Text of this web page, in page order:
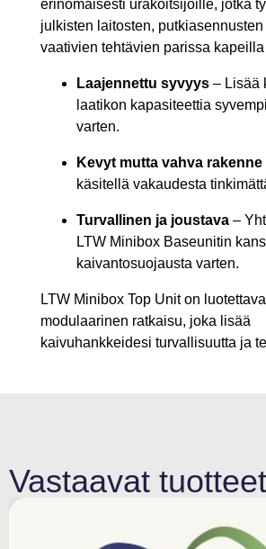
erinomaisesti urakoitsijoille, jotka
julkisten laitosten,
vaativien tehtävien parissa
Laajennettu syvyys – Lisää
laatikon kapasiteettia
varten.
Kevyt mutta vahva rakenne
käsitellä vakaudesta
Turvallinen ja joustava –
LTW Minibox Baseunitin
kaivantosuojausta varten.
LTW Minibox Top Unit on
modulaarinen ratkaisu, joka lisää
kaivuhankkeidesi turvallisuutta ja
Vastaavat tuotteet